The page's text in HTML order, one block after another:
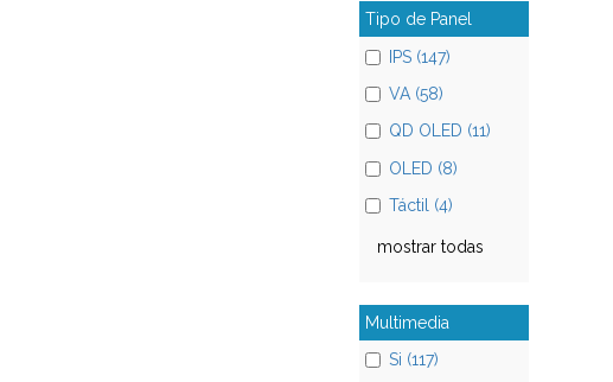
Tipo de Panel
IPS (147)
VA (58)
QD OLED (11)
OLED (8)
Táctil (4)
mostrar todas
Multimedia
Si (117)